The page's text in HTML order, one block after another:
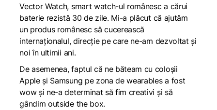
Vector Watch, smart watch-ul românesc a cărui
baterie rezistă 30 de zile. Mi-a plăcut că ajutăm
un produs românesc să cucerească
internaționalul, direcție pe care ne-am dezvoltat și
noi în ultimii ani.
De asemenea, faptul că ne băteam cu coloșii
Apple și Samsung pe zona de wearables a fost
wow și ne-a determinat să fim creativi și să
gândim outside the box.